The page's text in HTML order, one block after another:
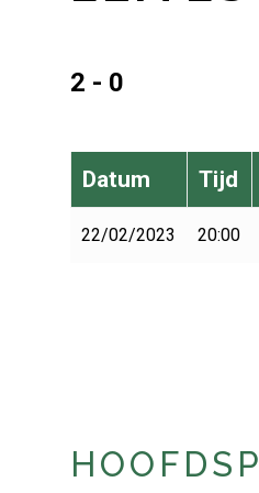
2 - 0
Datum Tijd
22/02/2023 20:00